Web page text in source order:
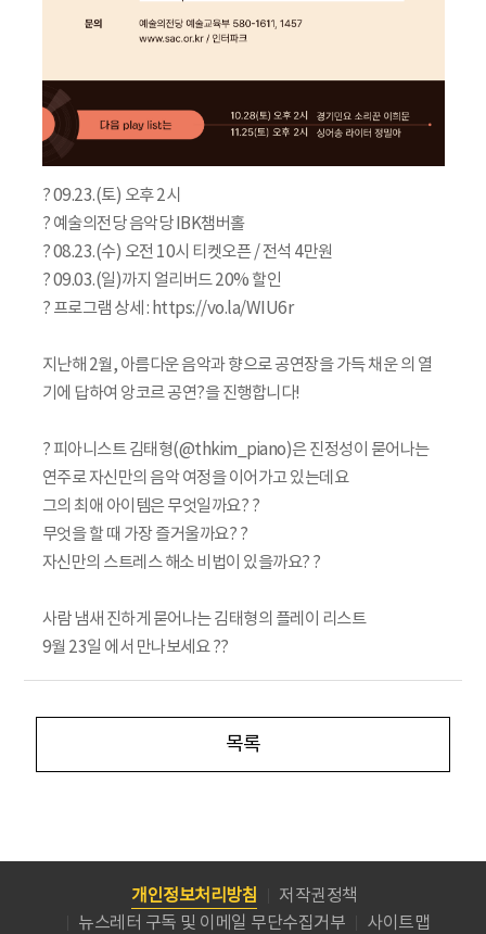
? 09.23.(토) 오후 2시
? 예술의전당 음악당 IBK챔버홀
? 08.23.(수) 오전 10시 티켓오픈 / 전석 4만원
? 09.03.(일)까지 얼리버드 20% 할인
? 프로그램 상세 : https://vo.la/WIU6r
지난해 2월, 아름다운 음악과 향으로 공연장을 가득 채운 의 열
기에 답하여 앙코르 공연?을 진행합니다!
? 피아니스트 김태형(@thkim_piano)은 진정성이 묻어나는
연주로 자신만의 음악 여정을 이어가고 있는데요
그의 최애 아이템은 무엇일까요? ?
무엇을 할 때 가장 즐거울까요? ?
자신만의 스트레스 해소 비법이 있을까요? ?
사람 냄새 진하게 묻어나는 김태형의 플레이 리스트
9월 23일 에서 만나보세요 ??
목록
개인정보처리방침
저작권정책
뉴스레터 구독 및 이메일 무단수집거부
사이트맵